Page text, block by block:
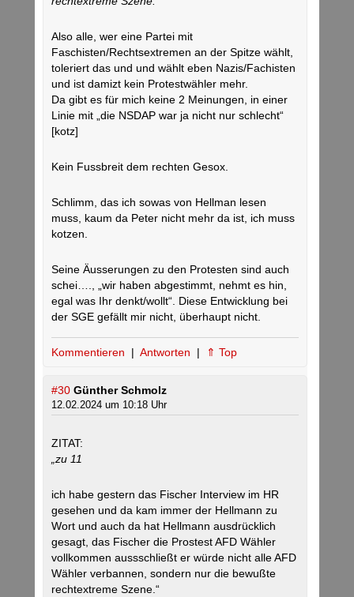
Also alle, wer eine Partei mit
Faschisten/Rechtsextremen an der Spitze wählt,
toleriert das und und wählt eben Nazis/Fachisten
und ist damizt kein Protestwähler mehr.
Da gibt es für mich keine 2 Meinungen, in einer
Linie mit „die NSDAP war ja nicht nur schlecht“
[kotz]
Kein Fussbreit dem rechten Gesox.
Schlimm, das ich sowas von Hellman lesen
muss, kaum da Peter nicht mehr da ist, ich muss
kotzen.
Seine Äusserungen zu den Protesten sind auch
schei…., „wir haben abgestimmt, nehmt es hin,
egal was Ihr denkt/wollt“. Diese Entwicklung bei
der SGE gefällt mir nicht, überhaupt nicht.
Kommentieren | Antworten | ⇑ Top
#30 Günther Schmolz
12.02.2024 um 10:18 Uhr
ZITAT:
„zu 11
ich habe gestern das Fischer Interview im HR
gesehen und da kam immer der Hellmann zu
Wort und auch da hat Hellmann ausdrücklich
gesagt, das Fischer die Prostest AFD Wähler
vollkommen aussschließt er würde nicht alle AFD
Wähler verbannen, sondern nur die bewußte
rechtextreme Szene.“